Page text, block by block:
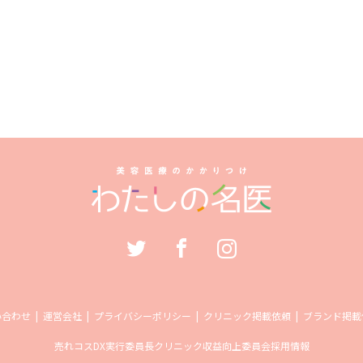
わせ 運営会社 プライバシーポリシー クリニック掲載依頼 ブランド掲
売れコスDX実行委員長クリニック収益向上委員会採用情報